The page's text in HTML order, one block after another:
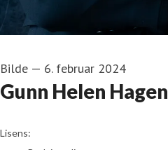
Bilde — 6. februar 2024
Gunn Helen Hagen
NOVA Spektrum
Lisens: